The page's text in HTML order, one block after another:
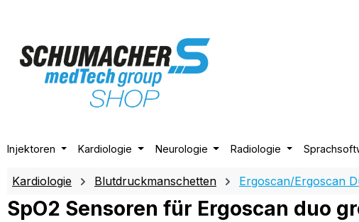
Injektoren Kardiologie Neurologie Radiologie
Kardiologie Blutdruckmanschetten Ergoscan/Ergoscan
SpO2 Sensoren für Ergoscan duo